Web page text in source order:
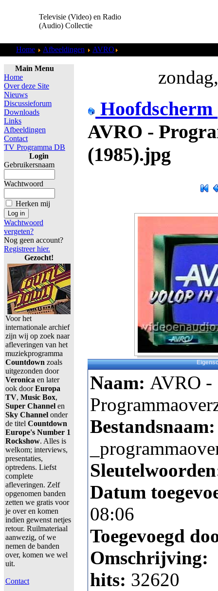
Televisie (Video) en Radio
(Audio) Collectie
Home Afbeeldingen AVRO
Main Menu
Home
Over deze Site
Nieuws
Discussieforum
Downloads
Links
Afbeeldingen
Contact
TV Programma DB
Login
Gebruikersnaam
Wachtwoord
Herken mij
Wachtwoord
vergeten?
Nog geen account?
Registreer hier.
Gezocht!
Voor het
internationale archief
zijn wij op zoek naar
afleveringen van het
muziekprogramma
Countdown zoals
uitgezonden door
Veronica en later
ook doorEuropa
TV, Music Box,
Super Channel en
Sky Channel onder
de titel Countdown
Europe's Number 1
Rockshow. Alles is
welkom; interviews,
presentaties,
optredens. Liefst
complete
afleveringen. Zelf
opgenomen banden
zetten we gratis voor
je over en komen
indien gewenst netjes
retour. Ruilmateriaal
aanwezig, of we
nemen de banden
over, komen we wel
uit.
Contact
Hoofdscherm
AVRO -
(1985).jpg
Naam: AVRO -
Datum
08:06
Toegevoegd
Omschrijving:
hits: 32620